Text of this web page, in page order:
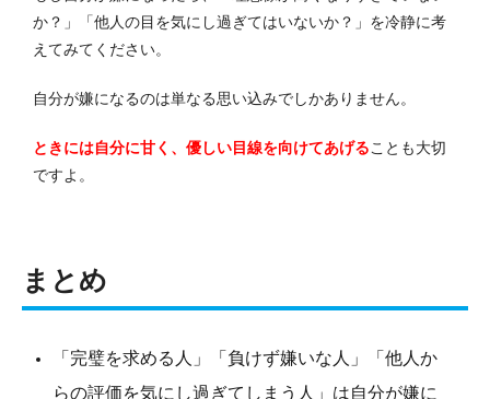
か？」「他人の目を気にし過ぎてはいないか？」を冷静に考
えてみてください。
自分が嫌になるのは単なる思い込みでしかありません。
ときには自分に甘く、優しい目線を向けてあげることも大切
ですよ。
まとめ
「完璧を求める人」「負けず嫌いな人」「他人か
らの評価を気にし過ぎてしまう人」は自分が嫌に